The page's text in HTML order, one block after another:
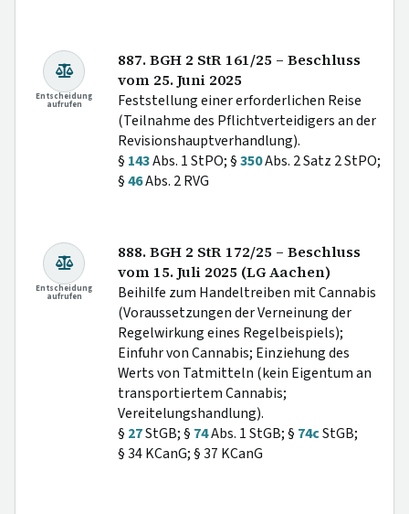
Entscheidung
aufrufen
887. BGH 2 StR 161/25 – Beschluss
vom 25. Juni 2025
Feststellung einer erforderlichen Reise
(Teilnahme des Pflichtverteidigers an der
Revisionshauptverhandlung).
§ 143Abs. 1 StPO; §350Abs. 2 Satz 2 StPO;
§46Abs. 2 RVG
Entscheidung
aufrufen
888. BGH 2 StR 172/25 – Beschluss
vom 15. Juli 2025 (LG Aachen)
Beihilfe zum Handeltreiben mit Cannabis
(Voraussetzungen der Verneinung der
Regelwirkung eines Regelbeispiels);
Einfuhr von Cannabis; Einziehung des
Werts von Tatmitteln (kein Eigentum an
transportiertem Cannabis;
Vereitelungshandlung).
§ 27StGB; § 74Abs. 1 StGB; § 74cStGB;
§ 34 KCanG; § 37 KCanG